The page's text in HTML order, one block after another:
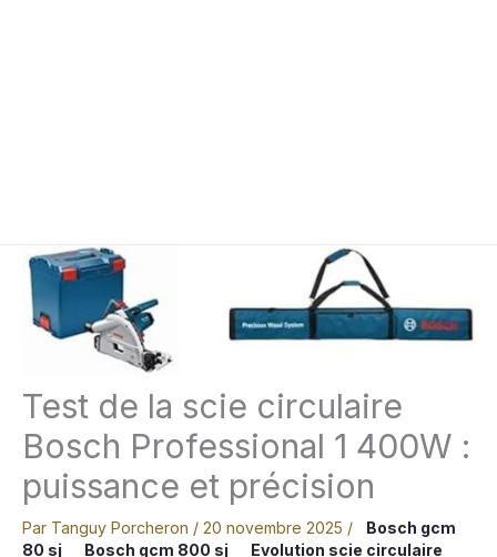
Test de la scie circulaire
Bosch Professional 1 400W :
puissance et précision
Par Tanguy Porcheron / 20 novembre 2025 /
Bosch gcm
80 sj
Bosch gcm 800 sj
Evolution scie circulaire